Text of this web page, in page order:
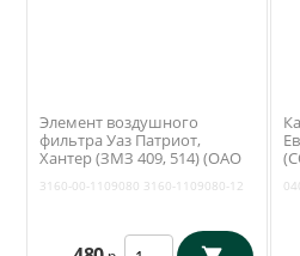
Элемент воздушного
фильтра Уаз Патриот,
Хантер (ЗМЗ 409, 514) (ОАО
00-1109080
3160-00-1109080 3160-1109080-12